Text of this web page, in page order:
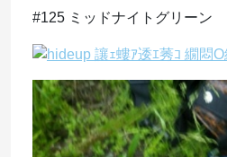
#125 ミッドナイトグリーン